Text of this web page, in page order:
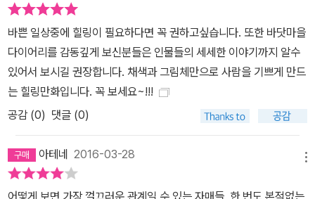
바쁜 일상중에 힐링이 필요하다면 꼭 권하고싶습니다. 또한 바닷마을
다이어리를 감동깊게 보신분들은 인물들의 세세한 이야기까지 알수
있어서 보시길 권장합니다. 채색과 그림체만으로 사람을 기쁘게 만드
는 힐링만화입니다. 꼭 보세요~!!!
공감 (0) 댓글 (0)
아테네 2016-03-28